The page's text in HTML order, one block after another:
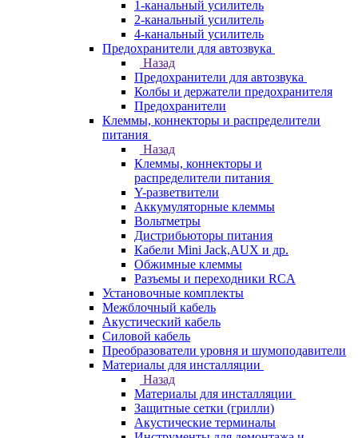
1-канальный усилитель
2-канальный усилитель
4-канальный усилитель
Предохранители для автозвука
Назад
Предохранители для автозвука
Колбы и держатели предохранителя
Предохранители
Клеммы, коннекторы и распределители
питания
Назад
Клеммы, коннекторы и
распределители питания
Y-разветвители
Аккумуляторные клеммы
Вольтметры
Дистрибьюторы питания
Кабели Mini Jack,AUX и др.
Обжимные клеммы
Разъемы и переходники RCA
Установочные комплекты
Межблочный кабель
Акустический кабель
Силовой кабель
Преобразователи уровня и шумоподавители
Материалы для инсталляции
Назад
Материалы для инсталляции
Защитные сетки (грилли)
Акустические терминалы